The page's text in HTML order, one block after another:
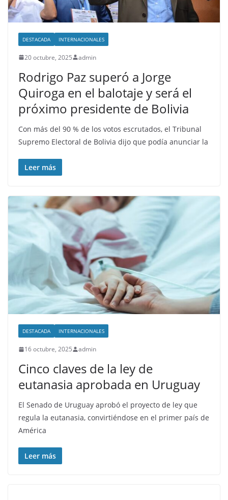
DESTACADA INTERNACIONALES
20 octubre, 2025 admin
Rodrigo Paz superó a Jorge
Quiroga en el balotaje y será el
próximo presidente de Bolivia
Con más del 90 % de los votos escrutados, el Tribunal
Supremo Electoral de Bolivia dijo que podía anunciar la
Leer más
DESTACADA INTERNACIONALES
16 octubre, 2025 admin
Cinco claves de la ley de
eutanasia aprobada en Uruguay
El Senado de Uruguay aprobó el proyecto de ley que
regula la eutanasia, convirtiéndose en el primer país de
América
Leer más